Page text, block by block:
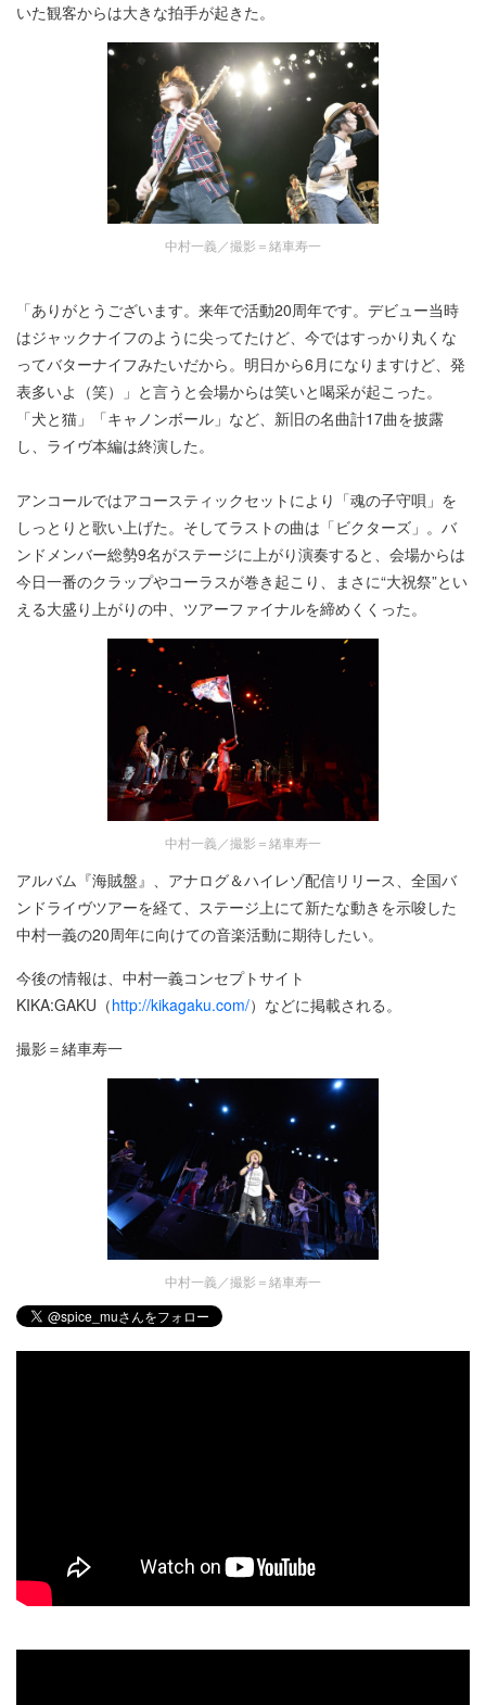
いた観客からは大きな拍手が起きた。
中村一義／撮影＝緒車寿一
「ありがとうございます。来年で活動20周年です。デビュー当時
はジャックナイフのように尖ってたけど、今ではすっかり丸くな
ってバターナイフみたいだから。明日から6月になりますけど、発
表多いよ（笑）」と言うと会場からは笑いと喝采が起こった。
「犬と猫」「キャノンボール」など、新旧の名曲計17曲を披露
し、ライヴ本編は終演した。
アンコールではアコースティックセットにより「魂の子守唄」を
しっとりと歌い上げた。そしてラストの曲は「ビクターズ」。バ
ンドメンバー総勢9名がステージに上がり演奏すると、会場からは
今日一番のクラップやコーラスが巻き起こり、まさに“大祝祭”とい
える大盛り上がりの中、ツアーファイナルを締めくくった。
中村一義／撮影＝緒車寿一
アルバム『海賊盤』、アナログ＆ハイレゾ配信リリース、全国バ
ンドライヴツアーを経て、ステージ上にて新たな動きを示唆した
中村一義の20周年に向けての音楽活動に期待したい。
今後の情報は、中村一義コンセプトサイト
KIKA:GAKU（http://kikagaku.com/）などに掲載される。
撮影＝緒車寿一
中村一義／撮影＝緒車寿一